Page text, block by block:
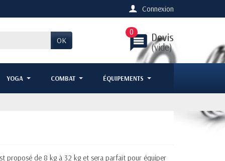
Connexion
OK message Devis
(vide)
0
YOGA COMBAT ÉQUIPEMENTS
proposé de 8 kg à 32 kg et sera parfait pour équiper